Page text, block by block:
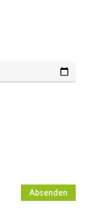
Absenden